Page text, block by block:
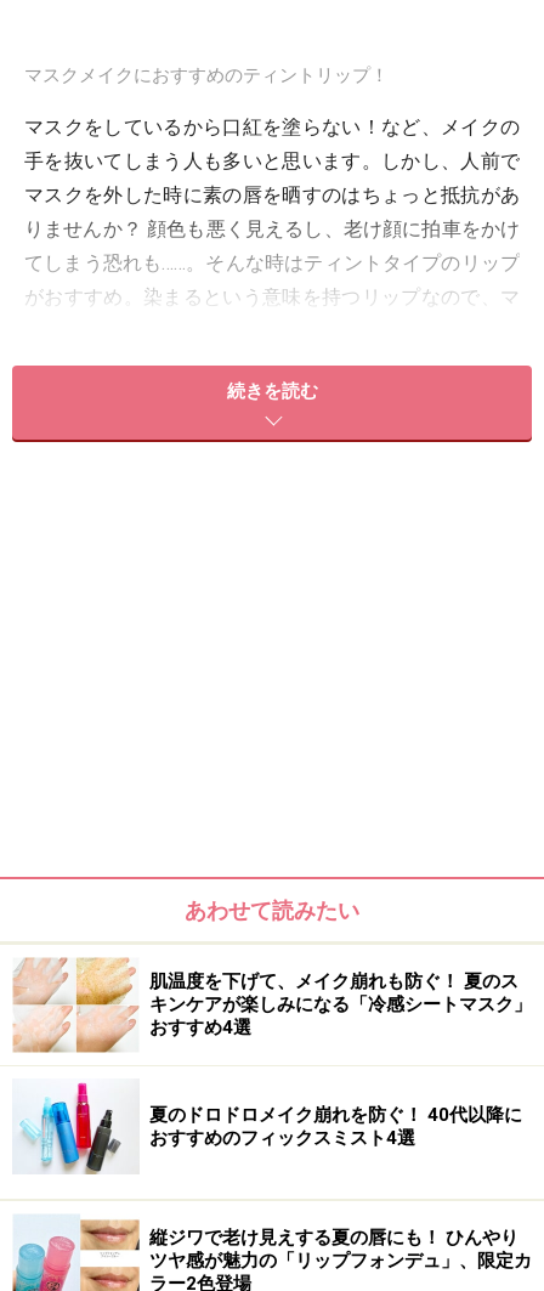
マスクメイクにおすすめのティントリップ！
マスクをしているから口紅を塗らない！など、メイクの
手を抜いてしまう人も多いと思います。しかし、人前で
マスクを外した時に素の唇を晒すのはちょっと抵抗があ
りませんか？ 顔色も悪く見えるし、老け顔に拍車をかけ
てしまう恐れも……。そんな時はティントタイプのリップ
がおすすめ。染まるという意味を持つリップなので、マ
ずにすむなどいいことづくしです。
そこで今回は、大人の女性にぴったりなティントリップ
おすすめのティントリップ1：コスメデコル
テ
コスメデコルテ ティント リップグロス：
06 terracotta sand（税込2970円）
唇本来の血色感を引き立てるようにやさしく染め上げる
ティントタイプのリップグロス。輝きをコントロールす
るヴァチュリアスオイル配合で、上質な艶と潤いに満ち
た仕上がりを叶えてくれます。みずみずしい潤いを感じ
続きを読む
あわせて読みたい
肌温度を下げて、メイク崩れも防ぐ！ 夏のス
キンケアが楽しみになる「冷感シートマスク」
おすすめ4選
夏のドロドロメイク崩れを防ぐ！ 40代以降に
おすすめのフィックスミスト4選
縦ジワで老け見えする夏の唇にも！ ひんやり
ツヤ感が魅力の「リップフォンデュ」、限定カ
ラー2色登場